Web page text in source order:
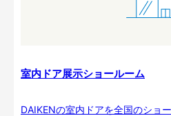
室内ドア展示ショールーム
DAIKENの室内ドアを全国のショ